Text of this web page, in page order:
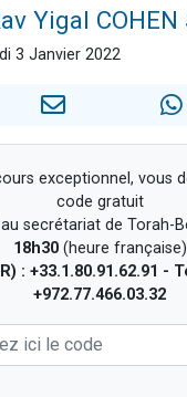
Il reste 49 places pour étudier
Eva vient de donner son
Yigal COHEN
3 Janvier 2022
exceptionnel, vous
code gratuit
secrétariat de Torah-
18h30(heure française)
: +33.1.80.91.62.91 -
+972.77.466.03.32